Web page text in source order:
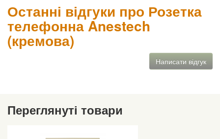
Останні відгуки про Розетка
телефонна Anestech
(кремова)
Написати відгук
Переглянуті товари